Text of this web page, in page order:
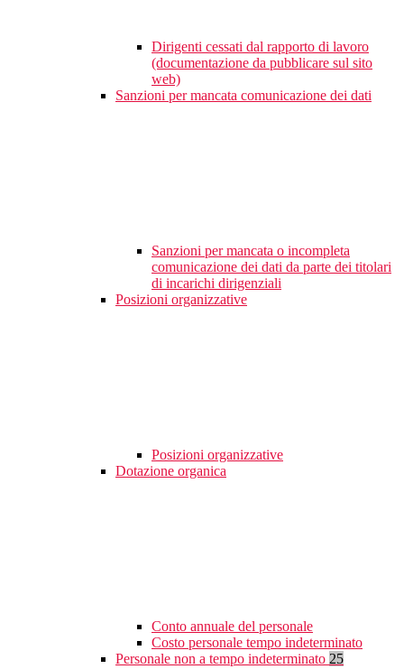
Dirigenti cessati dal rapporto di lavoro
(documentazione da pubblicare sul sito
web)
Sanzioni per mancata comunicazione dei dati
Sanzioni per mancata o incompleta
comunicazione dei dati da parte dei titolari
di incarichi dirigenziali
Posizioni organizzative
Posizioni organizzative
Dotazione organica
Conto annuale del personale
Costo personale tempo indeterminato
Personale non a tempo indeterminato 25